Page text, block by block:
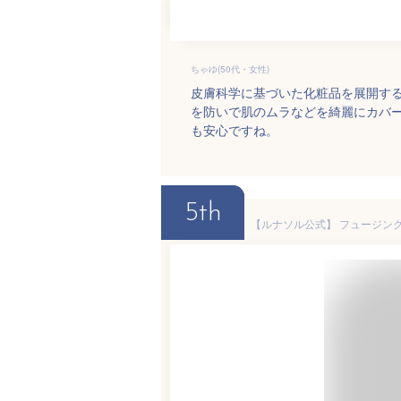
ちゃゆ(50代・女性)
皮膚科学に基づいた化粧品を展開す
を防いで肌のムラなどを綺麗にカバ
も安心ですね。
5th